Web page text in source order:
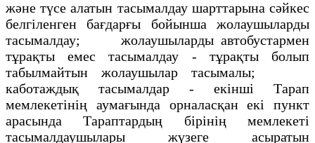
және түсе алатын тасымалдау шарттарына сәйкес
белгіленген бағдарғы бойынша жолаушыларды
тасымалдау; жолаушыларды автобустармен
тұрақты емес тасымалдау - тұрақты болып
табылмайтын жолаушылар тасымалы;
каботаждық тасымалдар - екінші Тарап
мемлекетінің аумағында орналасқан екі пункт
арасында Тараптардың бірінің мемлекеті
тасымалдаушылары жүзеге асыратын